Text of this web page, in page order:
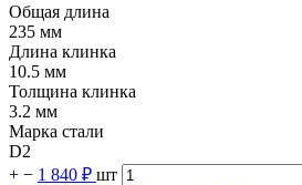
Общая длина
235 мм
Длина клинка
10.5 мм
Толщина клинка
3.2 мм
Марка стали
D2
+ − 1 840 ₽ шт